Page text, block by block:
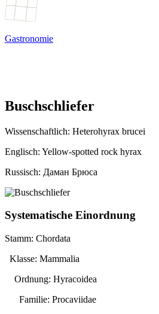
Gastronomie
Buschschliefer
Wissenschaftlich: Heterohyrax brucei
Englisch: Yellow-spotted rock hyrax
Russisch: Даман Брюса
Systematische Einordnung
Stamm: Chordata
Klasse: Mammalia
Ordnung: Hyracoidea
Familie: Procaviidae